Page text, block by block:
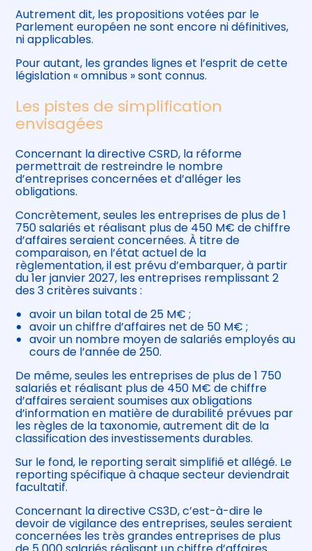
Autrement dit, les propositions votées par le
Parlement européen ne sont encore ni définitives,
ni applicables.
Pour autant, les grandes lignes et l’esprit de cette
législation « omnibus » sont connus.
Les pistes de simplification
envisagées
Concernant la directive CSRD, la réforme
permettrait de restreindre le nombre
d’entreprises concernées et d’alléger les
obligations.
Concrètement, seules les entreprises de plus de 1
750 salariés et réalisant plus de 450 M€ de chiffre
d’affaires seraient concernées. À titre de
comparaison, en l’état actuel de la
règlementation, il est prévu d’embarquer, à partir
du 1er janvier 2027, les entreprises remplissant 2
des 3 critères suivants :
avoir un bilan total de 25 M€ ;
avoir un chiffre d’affaires net de 50 M€ ;
avoir un nombre moyen de salariés employés au
cours de l’année de 250.
De même, seules les entreprises de plus de 1 750
salariés et réalisant plus de 450 M€ de chiffre
d’affaires seraient soumises aux obligations
d’information en matière de durabilité prévues par
les règles de la taxonomie, autrement dit de la
classification des investissements durables.
Sur le fond, le reporting serait simplifié et allégé. Le
reporting spécifique à chaque secteur deviendrait
facultatif.
Concernant la directive CS3D, c’est-à-dire le
devoir de vigilance des entreprises, seules seraient
concernées les très grandes entreprises de plus